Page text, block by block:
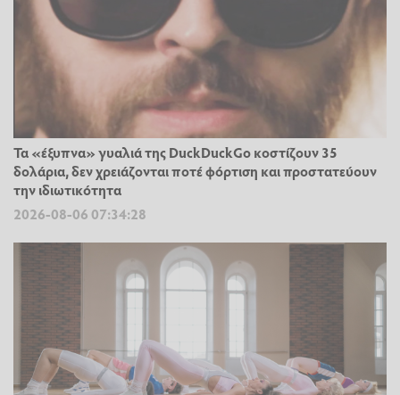
Τα «έξυπνα» γυαλιά της DuckDuckGo κοστίζουν 35
δολάρια, δεν χρειάζονται ποτέ φόρτιση και προστατεύουν
την ιδιωτικότητα
2026-08-06 07:34:28